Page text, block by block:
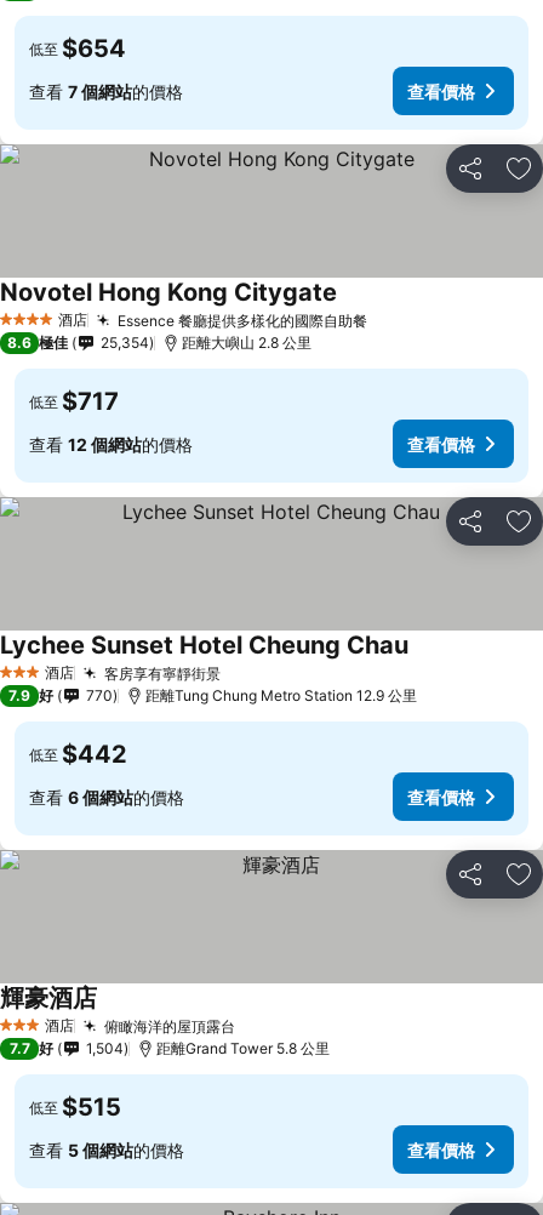
低至 $654
查看 7 個網站的價格 查看價格
分享 放
4 星級 酒店 Essence 餐廳提供多樣化的國際自助餐
Novotel Hong Kong Citygate
8.6 極佳 25,354 距離大嶼山 2.8 公里
低至 $717
查看 12 個網站的價格 查看價格
分享 放
3 星級 酒店 客房享有寧靜街景
Lychee Sunset Hotel Cheung Chau
7.9 好 770 距離Tung Chung Metro Station 12.9 公里
低至 $442
查看 6 個網站的價格 查看價格
分享 放
3 星級 酒店 俯瞰海洋的屋頂露台
輝豪酒店
7.7 好 1,504 距離Grand Tower 5.8 公里
低至 $515
查看 5 個網站的價格 查看價格